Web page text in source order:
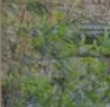
Bandol au meilleur prix, nous
vous invitons à nous
contacter par mail, par
téléphone ou via le
de contact. Organisez-vous
des vacances ou des week-
ends à l’Hôtel Villa Florida !